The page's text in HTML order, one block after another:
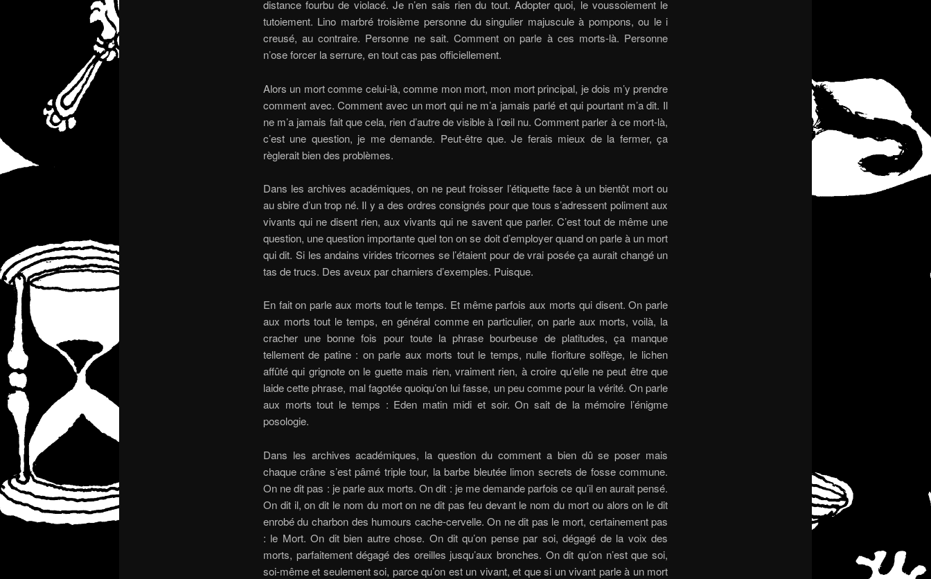
distance fourbu de violacé. Je n’en sais rien du tout. Adopter quoi, le voussoiement le
tutoiement. Lino marbré troisième personne du singulier majuscule à pompons, ou le i
creusé, au contraire. Personne ne sait. Comment on parle à ces morts-là. Personne
n’ose forcer la serrure, en tout cas pas officiellement.
Alors un mort comme celui-là, comme mon mort, mon mort principal, je dois m’y prendre
comment avec. Comment avec un mort qui ne m’a jamais parlé et qui pourtant m’a dit. Il
ne m’a jamais fait que cela, rien d’autre de visible à l’œil nu. Comment parler à ce mort-là,
c’est une question, je me demande. Peut-être que. Je ferais mieux de la fermer, ça
règlerait bien des problèmes.
Dans les archives académiques, on ne peut froisser l’étiquette face à un bientôt mort ou
au sbire d’un trop né. Il y a des ordres consignés pour que tous s’adressent poliment aux
vivants qui ne disent rien, aux vivants qui ne savent que parler. C’est tout de même une
question, une question importante quel ton on se doit d’employer quand on parle à un mort
qui dit. Si les andains virides tricornes se l’étaient pour de vrai posée ça aurait changé un
tas de trucs. Des aveux par charniers d’exemples. Puisque.
En fait on parle aux morts tout le temps. Et même parfois aux morts qui disent. On parle
aux morts tout le temps, en général comme en particulier, on parle aux morts, voilà, la
cracher une bonne fois pour toute la phrase bourbeuse de platitudes, ça manque
tellement de patine : on parle aux morts tout le temps, nulle fioriture solfège, le lichen
affûté qui grignote on le guette mais rien, vraiment rien, à croire qu’elle ne peut être que
laide cette phrase, mal fagotée quoiqu’on lui fasse, un peu comme pour la vérité. On parle
aux morts tout le temps : Eden matin midi et soir. On sait de la mémoire l’énigme
posologie.
Dans les archives académiques, la question du comment a bien dû se poser mais
chaque crâne s’est pâmé triple tour, la barbe bleutée limon secrets de fosse commune.
On ne dit pas : je parle aux morts. On dit : je me demande parfois ce qu’il en aurait pensé.
On dit il, on dit le nom du mort on ne dit pas feu devant le nom du mort ou alors on le dit
enrobé du charbon des humours cache-cervelle. On ne dit pas le mort, certainement pas
: le Mort. On dit bien autre chose. On dit qu’on pense par soi, dégagé de la voix des
morts, parfaitement dégagé des oreilles jusqu’aux bronches. On dit qu’on n’est que soi,
soi-même et seulement soi, parce qu’on est un vivant, et que si un vivant parle à un mort